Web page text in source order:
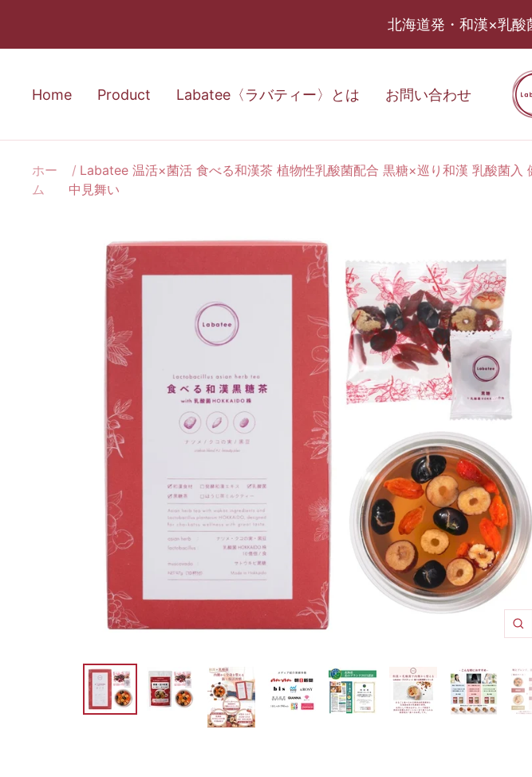
北海道発・和漢×乳酸
Home Product Labatee〈ラバティー〉とは お問い合わせ
バ
ー
ホー
ム
Labatee 温活×菌活 食べる和漢茶 植物性乳酸菌配合 黒糖×巡り和漢 乳酸菌
中見舞い
ズ
ム
イ